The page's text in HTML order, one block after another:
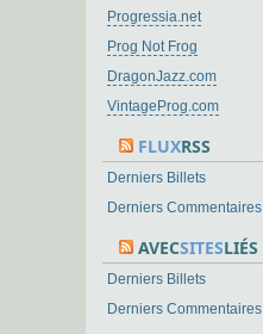
Progressia.net
Prog Not Frog
DragonJazz.com
VintageProg.com
FLUXRSS
Derniers Billets
Derniers Commentaires
AVECSITESLIÉS
Derniers Billets
Derniers Commentaires